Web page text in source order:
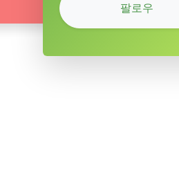
팔로우